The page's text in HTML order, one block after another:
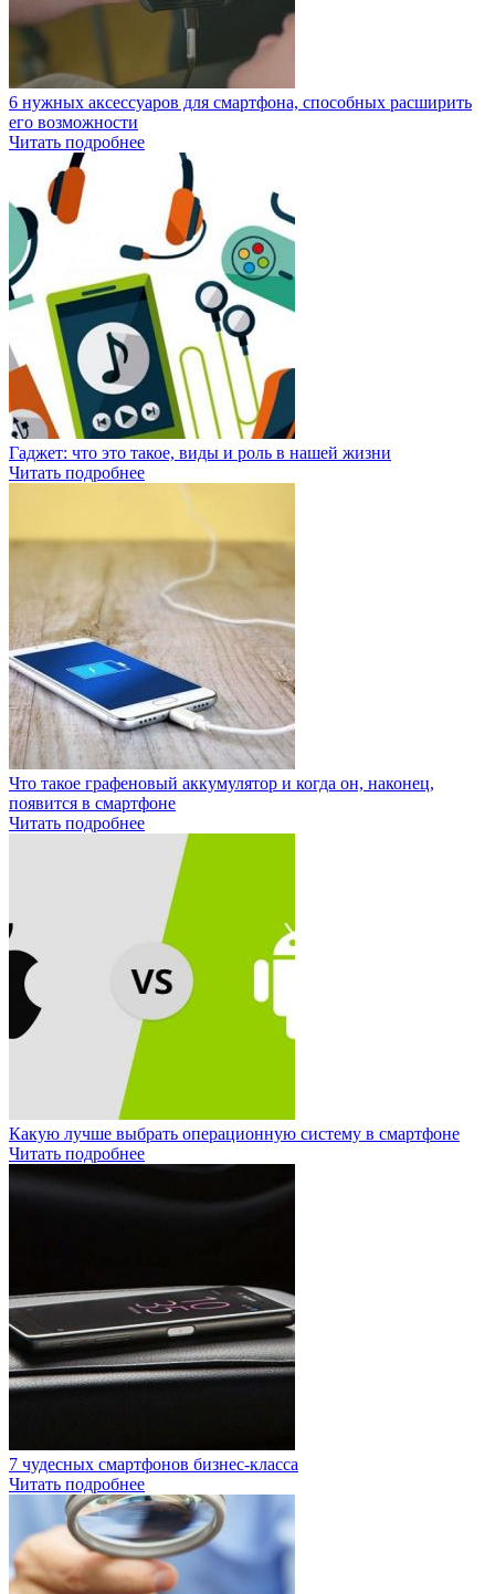
6 нужных аксессуаров для смартфона, способных расширить
его возможности
Читать подробнее
Гаджет: что это такое, виды и роль в нашей жизни
Читать подробнее
Что такое графеновый аккумулятор и когда он, наконец,
появится в смартфоне
Читать подробнее
Какую лучше выбрать операционную систему в смартфоне
Читать подробнее
7 чудесных смартфонов бизнес-класса
Читать подробнее